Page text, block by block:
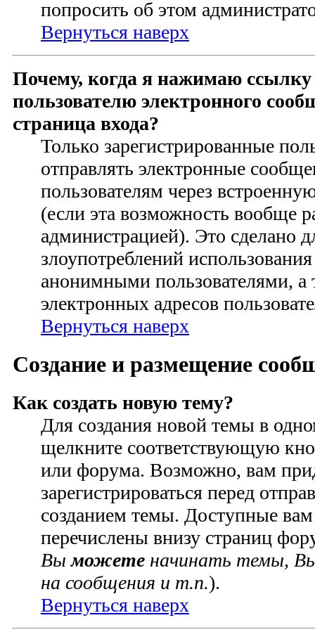
попросить об этом
Вернуться наверх
Почему, когда я нажимаю
пользователю электронного
страница входа?
Только зарегистрированные
отправлять электронные
пользователям через
(если эта возможность вообще
администрацией). Это сделано
злоупотреблений
анонимными пользователями, а
электронных адресов
Вернуться наверх
Создание и размещение
Как создать новую тему?
Для создания новой темы в
щелкните соответствующую
или форума. Возможно, вам
зарегистрироваться перед
созданием темы. Доступные
перечислены внизу страниц
Выможете начинать темы,
на сообщения и т.п.).
Вернуться наверх